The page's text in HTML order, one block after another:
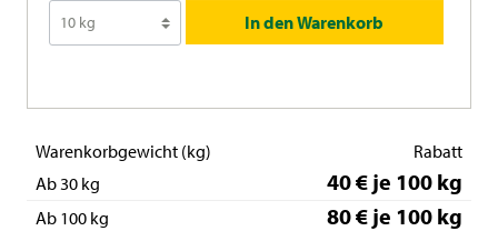
In den Warenkorb
Warenkorbgewicht (kg)
Rabatt
Ab 30 kg
40 € je 100 kg
Ab 100 kg 80 € je 100 kg